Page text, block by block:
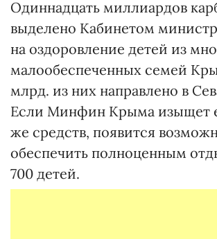
Одиннадцать миллиардов
выделено Кабинетом
на оздоровление детей из
малообеспеченных семей
млрд. из них направлено в
Если Минфин Крыма изыщет
же средств, появится
обеспечить полноценным
700 детей.